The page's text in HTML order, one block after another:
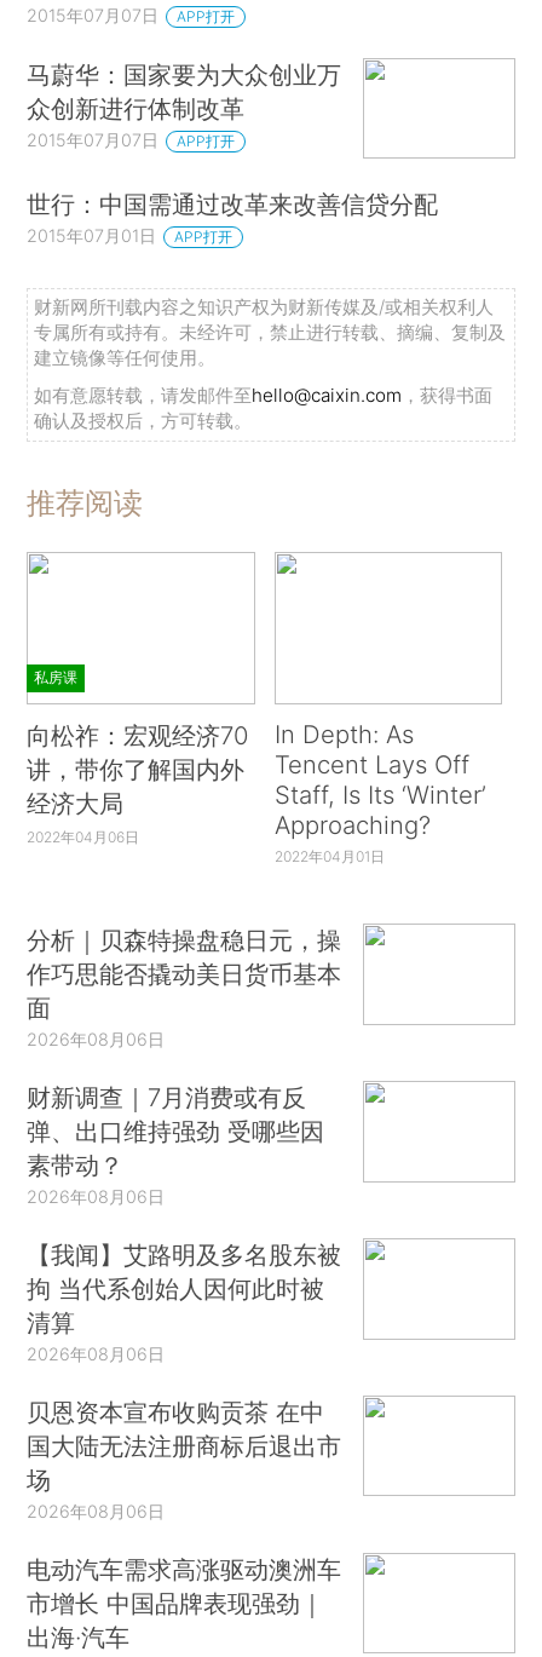
2015年07月07日 APP打开
马蔚华：国家要为大众创业万
众创新进行体制改革
2015年07月07日 APP打开
世行：中国需通过改革来改善信贷分配
2015年07月01日 APP打开
财新网所刊载内容之知识产权为财新传媒及/或相关权利人
专属所有或持有。未经许可，禁止进行转载、摘编、复制及
建立镜像等任何使用。
如有意愿转载，请发邮件至hello@caixin.com ，获得书面
确认及授权后，方可转载。
推荐阅读
私房课
向松祚：宏观经济70
讲，带你了解国内外
经济大局
2022年04月06日
In Depth: As
Tencent Lays Off
Staff, Is Its ‘Winter’
Approaching?
2022年04月01日
分析｜贝森特操盘稳日元，操
作巧思能否撬动美日货币基本
面
2026年08月06日
财新调查｜7月消费或有反
弹、出口维持强劲 受哪些因
素带动？
2026年08月06日
【我闻】艾路明及多名股东被
拘 当代系创始人因何此时被
清算
2026年08月06日
贝恩资本宣布收购贡茶 在中
国大陆无法注册商标后退出市
场
2026年08月06日
电动汽车需求高涨驱动澳洲车
市增长 中国品牌表现强劲｜
出海·汽车